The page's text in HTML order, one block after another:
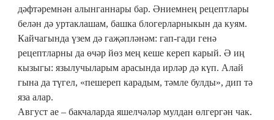
дәфтәремнән алынганнары бар. Әниемнең рецептлары
белән дә уртаклашам, башка блогерларныкын да куям.
Кайчагында үзем дә гаҗәпләнәм: гап-гади генә
рецептларны да өчәр йөз мең кеше кереп карый. Ә иң
кызыгы: язылучыларым арасында ирләр дә күп. Алай
гына да түгел, «пешереп карадым, тәмле булды», дип тә
яза алар.
Август ае – бакчаларда яшелчәләр мулдан өлгергән чак.